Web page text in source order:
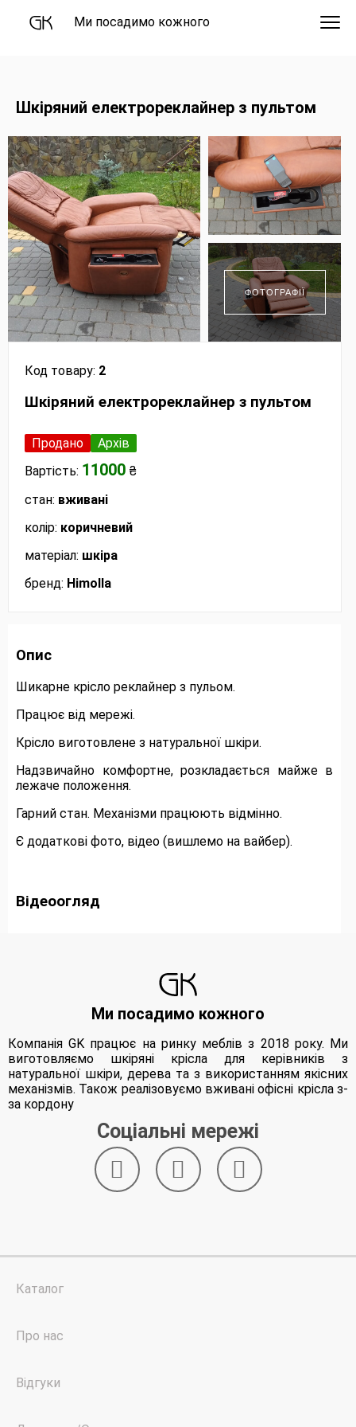
Ми посадимо кожного
Шкіряний електрореклайнер з пультом
ФОТОГРАФІЇ
Код товару: 2
Шкіряний електрореклайнер з пультом
Продано
Архів
Вартість: 11000 ₴
стан: вживані
колір: коричневий
матеріал: шкіра
бренд: Himolla
Опис
Шикарне крісло реклайнер з пульом.
Працює від мережі.
Крісло виготовлене з натуральної шкіри.
Надзвичайно комфортне, розкладається майже в
лежаче положення.
Гарний стан. Механізми працюють відмінно.
Є додаткові фото, відео (вишлемо на вайбер).
Відеоогляд
Ми посадимо кожного
Компанія GK працює на ринку меблів з 2018 року. Ми
виготовляємо шкіряні крісла для керівників з
натуральної шкіри, дерева та з використанням якісних
механізмів. Також реалізовуємо вживані офісні крісла з-
за кордону
Соціальні мережі
Каталог
Про нас
Відгуки